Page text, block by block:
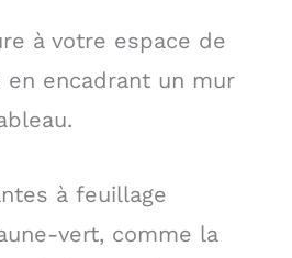
à votre espace de
en encadrant un mur
à feuillage
vert, comme la